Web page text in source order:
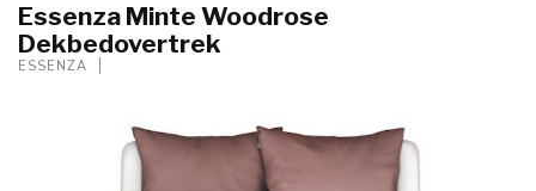
Essenza Minte Woodrose
Dekbedovertrek
ESSENZA